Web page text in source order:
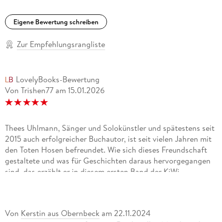
Eigene Bewertung schreiben
Zur Empfehlungsrangliste
LovelyBooks-Bewertung
Von Trishen77 am 15.01.2026
Thees Uhlmann, Sänger und Solokünstler und spätestens seit
2015 auch erfolgreicher Buchautor, ist seit vielen Jahren mit
den Toten Hosen befreundet. Wie sich dieses Freundschaft
gestaltete und was für Geschichten daraus hervorgegangen
sind, das erzählt er in diesem ersten Band der KiWi-
Gitarrist, um genau zu bleiben), auf dem Klappendeckel
Von Kerstin aus Obernbeck am 22.11.2024